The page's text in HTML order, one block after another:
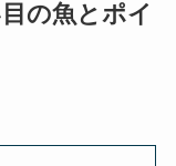
の魚とポイ